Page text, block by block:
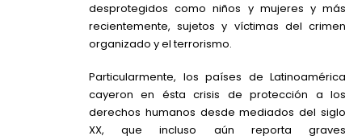
desprotegidos como niños y mujeres y más
recientemente, sujetos y víctimas del crimen
organizado y el terrorismo.
Particularmente, los países de Latinoamérica
cayeron en ésta crisis de protección a los
derechos humanos desde mediados del siglo
XX, que incluso aún reporta graves